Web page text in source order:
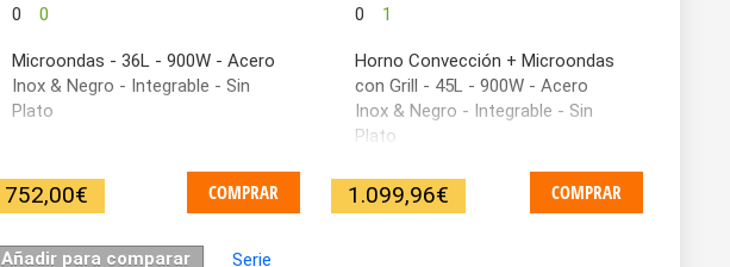
0 0
Microondas - 36L - 900W - Acero
Inox & Negro - Integrable - Sin
Plato
752,00€ COMPRAR
0 1
Horno Convección + Microondas
con Grill - 45L - 900W - Acero
Inox & Negro - Integrable - Sin
Plato
1.099,96€ COMPRAR
Añadir para comparar